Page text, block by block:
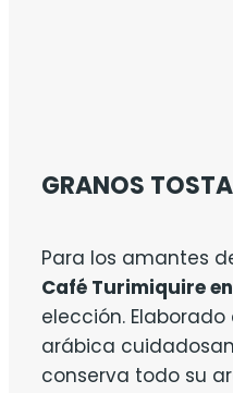
GRANOS
Para los amantes
Café Turimiquire
elección. Elaborado
arábica
conserva todo su